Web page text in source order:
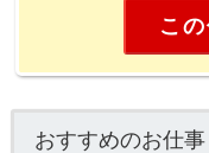
こ
おすすめのお仕事